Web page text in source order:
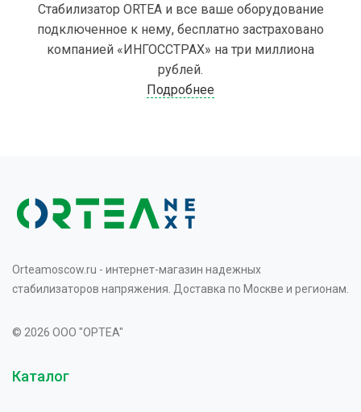
Стабилизатор ORTEA и все ваше оборудование
подключенное к нему, бесплатно застраховано
компанией «ИНГОССТРАХ» на три миллиона
рублей.
Подробнее
Orteamoscow.ru - интернет-магазин надежных
стабилизаторов напряжения. Доставка по Москве и регионам.
© 2026 OOO "OPTEA"
Каталог